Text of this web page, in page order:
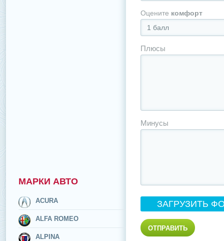
МАРКИ АВТО
ACURA
ALFA ROMEO
ALPINA
Оцените комфорт
1 балл
Плюсы
Минусы
ЗАГРУЗИТЬ